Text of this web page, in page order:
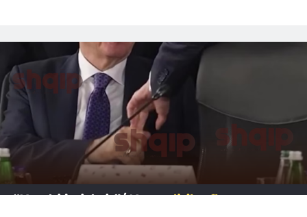
“Lufta”
që
Europa
nga